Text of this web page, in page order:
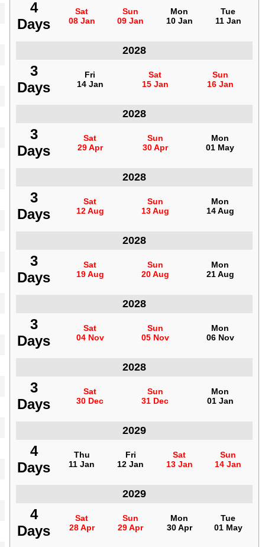
4
Days
Sat
08 Jan
Sun
09 Jan
Mon
10 Jan
Tue
11 Jan
المغرب
3
Days
Fri
14 Jan
Sat
15 Jan
Sun
16 Jan
المغرب
3
Days
Sat
29 Apr
Sun
30 Apr
Mon
01 May
المغرب
3
Days
Sat
12 Aug
Sun
13 Aug
Mon
14 Aug
المغرب
3
Days
Sat
19 Aug
Sun
20 Aug
Mon
21 Aug
المغرب
3
Days
Sat
04 Nov
Sun
05 Nov
Mon
06 Nov
المغرب
3
Days
Sat
30 Dec
Sun
31 Dec
Mon
01 Jan
المغرب
4
Days
Thu
11 Jan
Fri
12 Jan
Sat
13 Jan
Sun
14 Jan
المغرب
4
Days
Sat
28 Apr
Sun
29 Apr
Mon
30 Apr
Tue
01 May
4
Days
Sat
08 Jan
Sun
09 Jan
Mon
10 Jan
Tue
11 Jan
2028
3
Days
Fri
14 Jan
Sat
15 Jan
Sun
16 Jan
2028
3
Days
Sat
29 Apr
Sun
30 Apr
Mon
01 May
2028
3
Days
Sat
12 Aug
Sun
13 Aug
Mon
14 Aug
2028
3
Days
Sat
19 Aug
Sun
20 Aug
Mon
21 Aug
2028
3
Days
Sat
04 Nov
Sun
05 Nov
Mon
06 Nov
2028
3
Days
Sat
30 Dec
Sun
31 Dec
Mon
01 Jan
2029
4
Days
Thu
11 Jan
Fri
12 Jan
Sat
13 Jan
Sun
14 Jan
2029
4
Days
Sat
28 Apr
Sun
29 Apr
Mon
30 Apr
Tue
01 May